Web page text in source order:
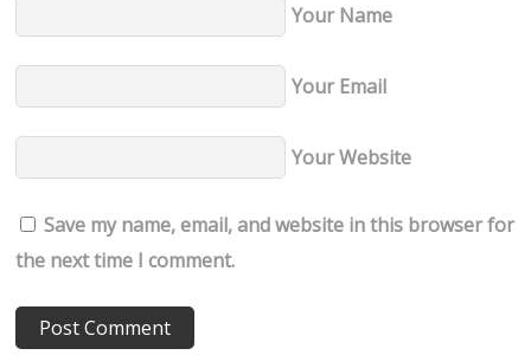
Your Name
Your Email
Your Website
Save my name, email, and website in this browser for
the next time I comment.